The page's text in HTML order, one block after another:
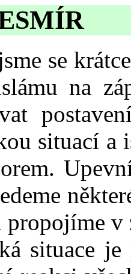
se
na
situací a
propojíme
situace